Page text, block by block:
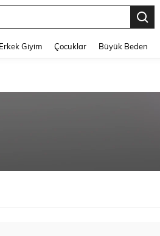
Erkek Giyim Çocuklar Büyük Beden